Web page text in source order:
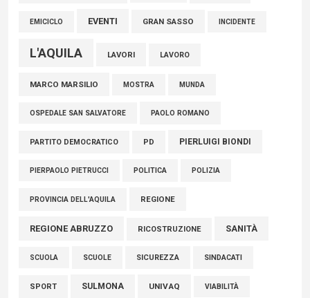
EMICICLO EVENTI GRAN SASSO INCIDENTE
L'AQUILA LAVORI LAVORO
MARCO MARSILIO MOSTRA MUNDA
OSPEDALE SAN SALVATORE PAOLO ROMANO
PARTITO DEMOCRATICO PD PIERLUIGI BIONDI
PIERPAOLO PIETRUCCI POLITICA POLIZIA
PROVINCIA DELL'AQUILA REGIONE
REGIONE ABRUZZO RICOSTRUZIONE SANITÀ
SCUOLA SCUOLE SICUREZZA SINDACATI
SPORT SULMONA UNIVAQ VIABILITÀ